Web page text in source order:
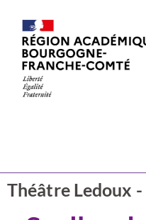
Théâtre Ledoux -